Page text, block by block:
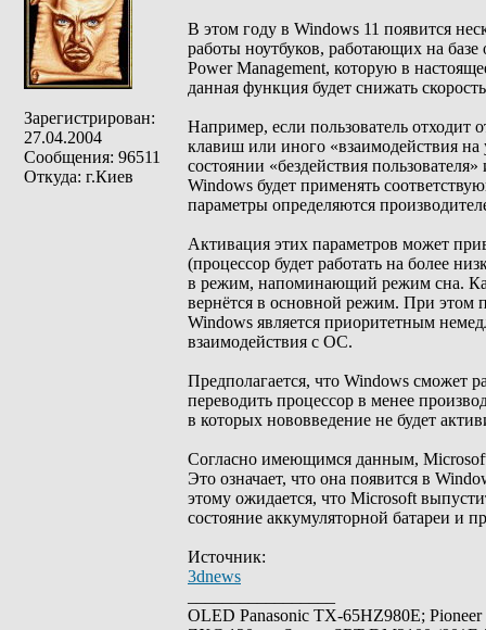
Зарегистрирован:
27.04.2004
Сообщения: 96511
Откуда: г.Киев
В этом году в Windows 11 появится
работы ноутбуков, работающих на
Power Management, которую в
данная функция будет снижать
Например, если пользователь
клавиш или иного «взаимодействия на
состоянии «бездействия
Windows будет применять
параметры определяются
Активация этих параметров может
(процессор будет работать на более
в режим, напоминающий режим сна. Как
вернётся в основной режим. При этом
Windows является приоритетным
взаимодействия с ОС.
Предполагается, что Windows сможет
переводить процессор в менее
в которых нововведение не будет
Согласно имеющимся данным,
Это означает, что она появится в
этому ожидается, что Microsoft
состояние аккумуляторной батареи и
Источник:
3dnews
OLED Panasonic TX-65HZ980E;